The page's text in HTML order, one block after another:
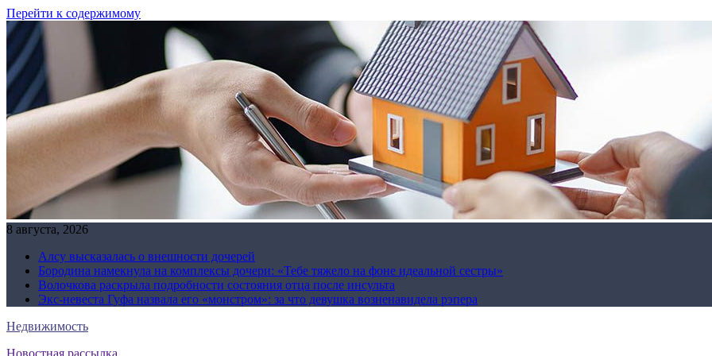
Перейти к содержимому
8 августа, 2026
Алсу высказалась о внешности дочерей
Бородина намекнула на комплексы дочери: «Тебе тяжело на фоне идеальной сестры»
Волочкова раскрыла подробности состояния отца после инсульта
Экс-невеста Гуфа назвала его «монстром»: за что девушка возненавидела рэпера
Недвижимость
Новостная рассылка